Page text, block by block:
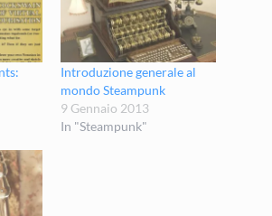
Introduzione generale al
mondo Steampunk
9 Gennaio 2013
In "Steampunk"